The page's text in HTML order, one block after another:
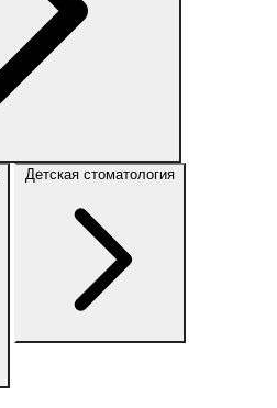
Детская стоматология